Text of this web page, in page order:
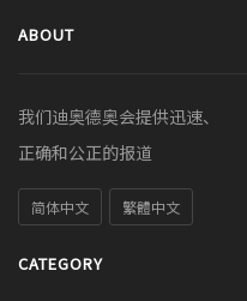
ABOUT
我们迪奥德奥会提供迅速、
正确和公正的报道
简体中文 繁體中文
CATEGORY